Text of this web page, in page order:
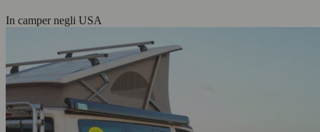
In camper negli USA